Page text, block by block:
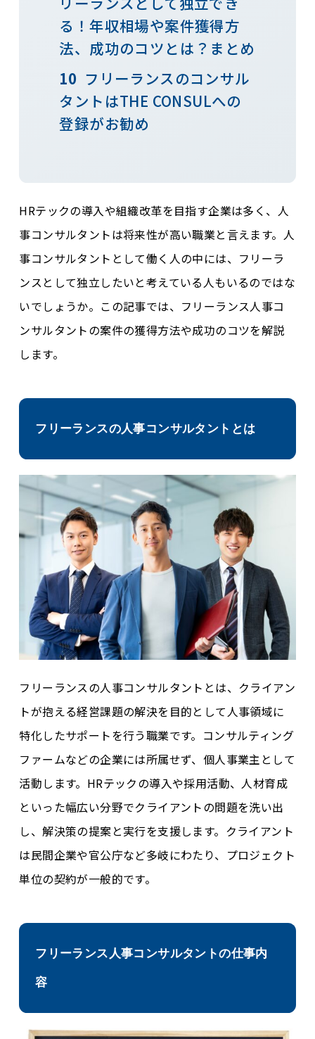
る！年収相場や案件獲得方
法、成功のコツとは？まとめ
フリーランスのコンサル
タントはTHE CONSULへの
登録がお勧め
HRテックの導入や組織改革を目指す企業は多く、人
事コンサルタントは将来性が高い職業と言えます。人
事コンサルタントとして働く人の中には、フリーラ
ンスとして独立したいと考えている人もいるのではな
いでしょうか。この記事では、フリーランス人事コ
ンサルタントの案件の獲得方法や成功のコツを解説
します。
フリーランスの人事コンサルタントとは
フリーランスの人事コンサルタントとは、クライアン
トが抱える経営課題の解決を目的として人事領域に
特化したサポートを行う職業です。コンサルティング
ファームなどの企業には所属せず、個人事業主として
活動します。HRテックの導入や採用活動、人材育成
といった幅広い分野でクライアントの問題を洗い出
し、解決策の提案と実行を支援します。クライアント
は民間企業や官公庁など多岐にわたり、プロジェクト
単位の契約が一般的です。
フリーランス人事コンサルタントの仕事内
容